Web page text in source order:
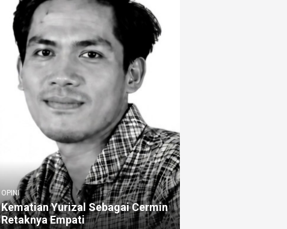
OPINI
Kematian Yurizal Sebagai Cermin
Retaknya Empati